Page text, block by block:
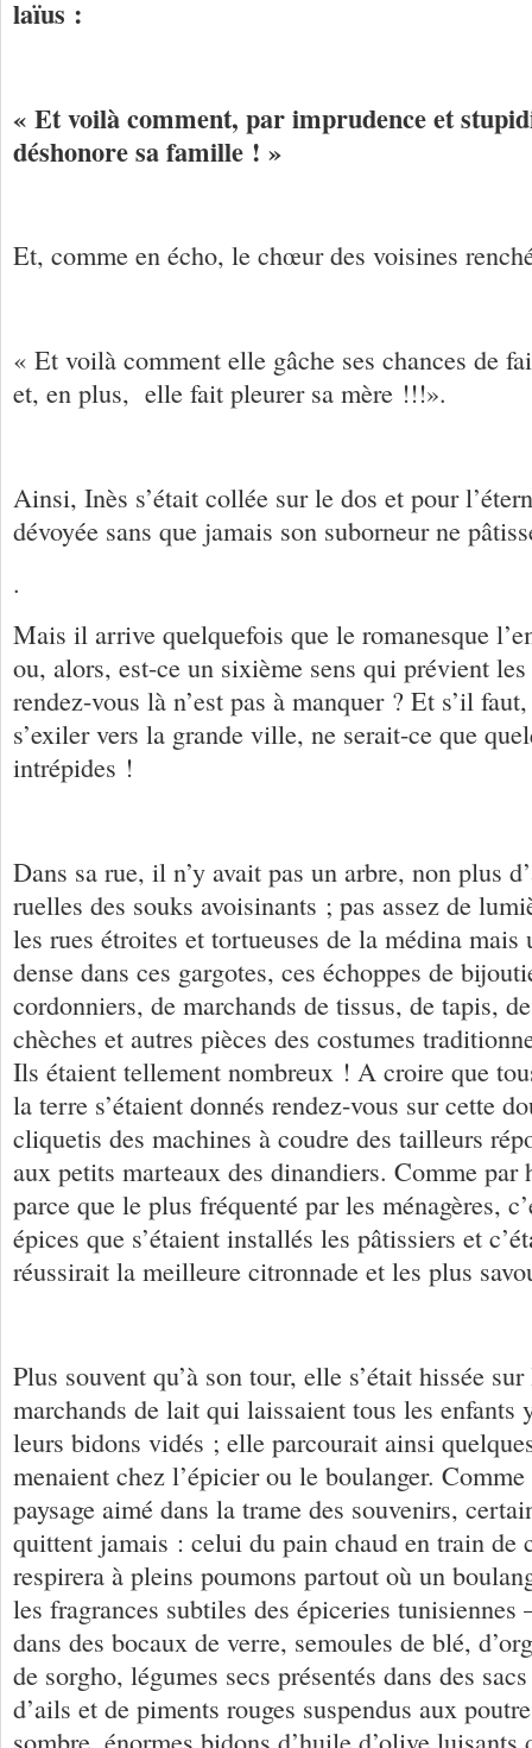
laïus :
« Et voilà comment, par imprudence et
déshonore sa famille ! »
Et, comme en écho, le chœur des voisines
« Et voilà comment elle gâche ses chances de
et, en plus, elle fait pleurer sa mère !!!».
Ainsi, Inès s’était collée sur le dos et pour
dévoyée sans que jamais son suborneur ne
.
Mais il arrive quelquefois que le romanesque
ou, alors, est-ce un sixième sens qui prévient
rendez-vous là n’est pas à manquer ? Et s’il
s’exiler vers la grande ville, ne serait-ce que
intrépides !
Dans sa rue, il n’y avait pas un arbre, non plus
ruelles des souks avoisinants ; pas assez de
les rues étroites et tortueuses de la médina
dense dans ces gargotes, ces échoppes de
cordonniers, de marchands de tissus, de tapis,
chèches et autres pièces des costumes
Ils étaient tellement nombreux ! A croire que
la terre s’étaient donnés rendez-vous sur cette
cliquetis des machines à coudre des tailleurs
aux petits marteaux des dinandiers. Comme par
parce que le plus fréquenté par les ménagères,
épices que s’étaient installés les pâtissiers et
réussirait la meilleure citronnade et les plus
Plus souvent qu’à son tour, elle s’était hissée
marchands de lait qui laissaient tous les enfants
leurs bidons vidés ; elle parcourait ainsi
menaient chez l’épicier ou le boulanger.
paysage aimé dans la trame des souvenirs,
quittent jamais : celui du pain chaud en train de
respirera à pleins poumons partout où un
les fragrances subtiles des épiceries tunisiennes
dans des bocaux de verre, semoules de blé,
de sorgho, légumes secs présentés dans des
d’ails et de piments rouges suspendus aux